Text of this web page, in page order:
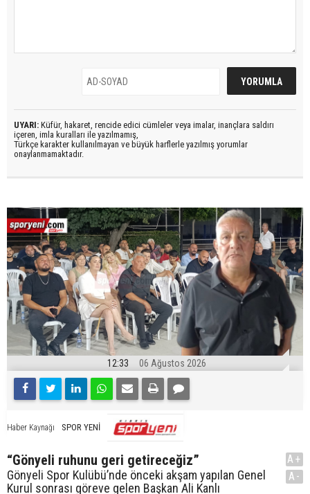
UYARI: Küfür, hakaret, rencide edici cümleler veya imalar, inançlara saldırı
içeren, imla kuralları ile yazılmamış,
Türkçe karakter kullanılmayan ve büyük harflerle yazılmış yorumlar
onaylanmamaktadır.
12:33 06 Ağustos 2026
Haber Kaynağı SPOR YENİ
“Gönyeli ruhunu geri getireceğiz”
Gönyeli Spor Kulübü’nde önceki akşam yapılan Genel
Kurul sonrası göreve gelen Başkan Ali Kanlı
A+
A-